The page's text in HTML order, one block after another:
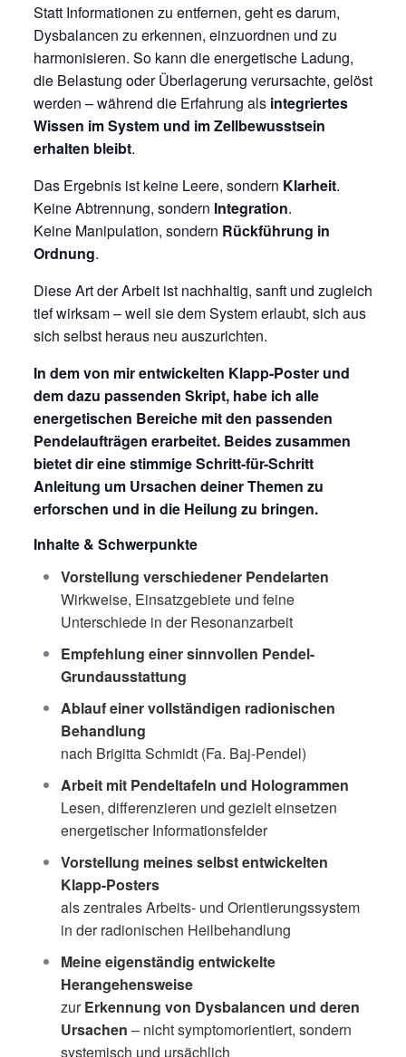
Statt Informationen zu entfernen, geht es darum,
Dysbalancen zu erkennen, einzuordnen und zu
harmonisieren. So kann die energetische Ladung,
die Belastung oder Überlagerung verursachte, gelöst
werden – während die Erfahrung als integriertes
Wissen im System und im Zellbewusstsein
erhalten bleibt.
Das Ergebnis ist keine Leere, sondern Klarheit.
Keine Abtrennung, sondern Integration.
Keine Manipulation, sondern Rückführung in
Ordnung.
Diese Art der Arbeit ist nachhaltig, sanft und zugleich
tief wirksam – weil sie dem System erlaubt, sich aus
sich selbst heraus neu auszurichten.
In dem von mir entwickelten Klapp-Poster und
dem dazu passenden Skript, habe ich alle
energetischen Bereiche mit den passenden
Pendelaufträgen erarbeitet. Beides zusammen
bietet dir eine stimmige Schritt-für-Schritt
Anleitung um Ursachen deiner Themen zu
erforschen und in die Heilung zu bringen.
Inhalte & Schwerpunkte
Vorstellung verschiedener Pendelarten
Wirkweise, Einsatzgebiete und feine
Unterschiede in der Resonanzarbeit
Empfehlung einer sinnvollen Pendel-
Grundausstattung
Ablauf einer vollständigen radionischen
Behandlung
nach Brigitta Schmidt (Fa. Baj-Pendel)
Arbeit mit Pendeltafeln und Hologrammen
Lesen, differenzieren und gezielt einsetzen
energetischer Informationsfelder
Vorstellung meines selbst entwickelten
Klapp-Posters
als zentrales Arbeits- und Orientierungssystem
in der radionischen Heilbehandlung
Meine eigenständig entwickelte
Herangehensweise
zurErkennung von Dysbalancen und deren
Ursachen – nicht symptomorientiert, sondern
systemisch und ursächlich